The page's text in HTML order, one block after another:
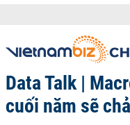
Data Talk |
cuối năm sẽ